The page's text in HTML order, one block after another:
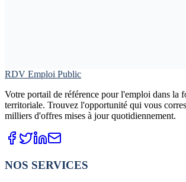
RDV Emploi Public
Votre portail de référence pour l'emploi dans la
territoriale. Trouvez l'opportunité qui vous
milliers d'offres mises à jour quotidiennement.
NOS SERVICES